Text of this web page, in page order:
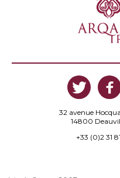
32 avenue
14800
+33 (0)2 31